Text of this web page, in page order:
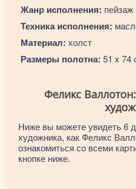
Жанр исполнения: пейзаж
Техника исполнения:
Материал: холст
Размеры полотна: 51 x 74
Феликс
Ниже вы можете увидеть 6
художника, как Феликс
ознакомиться со всеми
кнопке ниже.